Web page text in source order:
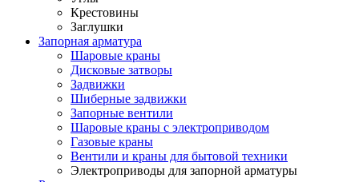
Крестовины
Заглушки
Запорная арматура
Шаровые краны
Дисковые затворы
Задвижки
Шиберные задвижки
Запорные вентили
Шаровые краны с электроприводом
Газовые краны
Вентили и краны для бытовой техники
Электроприводы для запорной арматуры